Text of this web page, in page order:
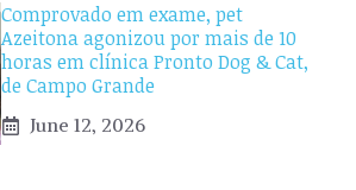
Comprovado em exame, pet
Azeitona agonizou por mais de 10
horas em clínica Pronto Dog & Cat,
de Campo Grande
June 12, 2026